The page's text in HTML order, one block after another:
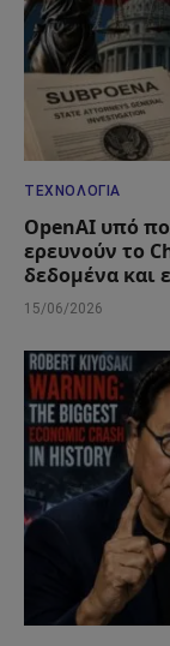
ΤΕΧΝΟΛΟΓΊΑ
OpenAI υπό
ερευνούν το
δεδομένα και
15/06/2026